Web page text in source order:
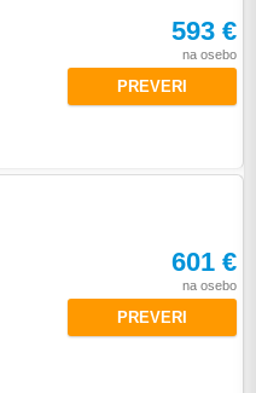
593 €
na osebo
PREVERI
601 €
na osebo
PREVERI